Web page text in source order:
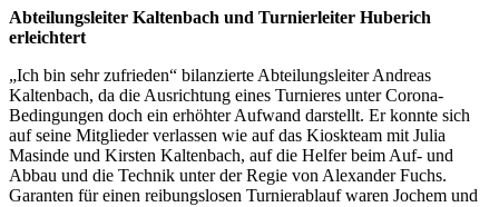
Abteilungsleiter Kaltenbach und Turnierleiter Huberich
erleichtert
„Ich bin sehr zufrieden“ bilanzierte Abteilungsleiter Andreas
Kaltenbach, da die Ausrichtung eines Turnieres unter Corona-
Bedingungen doch ein erhöhter Aufwand darstellt. Er konnte sich
auf seine Mitglieder verlassen wie auf das Kioskteam mit Julia
Masinde und Kirsten Kaltenbach, auf die Helfer beim Auf- und
Abbau und die Technik unter der Regie von Alexander Fuchs.
Garanten für einen reibungslosen Turnierablauf waren Jochem und